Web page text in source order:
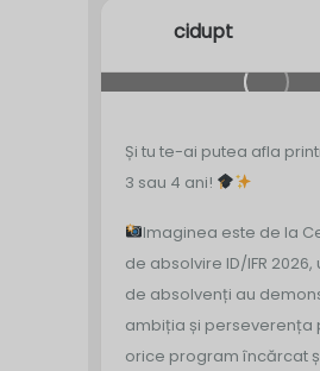
cidupt
Și tu te-ai putea afla
3 sau 4 ani!
Imaginea este de la
de absolvire ID/IFR
de absolvenți au
ambiția și perseverența
orice program încărcat